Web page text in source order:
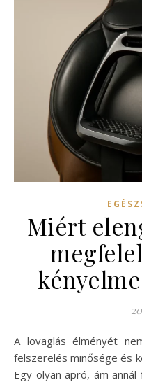
Miért
A lovaglás élményét nemcsak a ló mozgása, hanem a
felszerelés minősége és
Egy olyan apró, ám